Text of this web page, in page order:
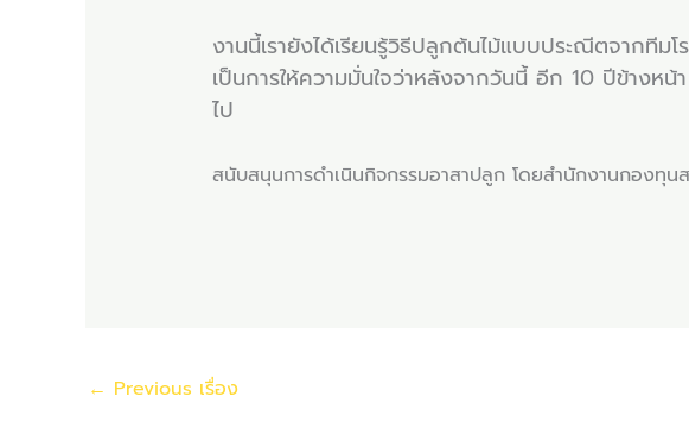
งานนี้เรายังได้เรียนรู้วิธีปลูกต้นไม้แบบประณีตจากทีม
เป็นการให้ความมั่นใจว่าหลังจากวันนี้ อีก 10 ปีข้างห
ไป
สนับสนุนการดำเนินกิจกรรมอาสาปลูก โดยสำนักงานกองทุ
← Previous เรื่อง